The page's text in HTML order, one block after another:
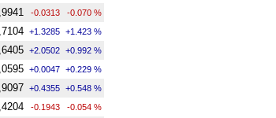
-0.0313 -0.070 %
+1.3285 +1.423 %
+2.0502 +0.992 %
+0.0047 +0.229 %
+0.4355 +0.548 %
-0.1943 -0.054 %